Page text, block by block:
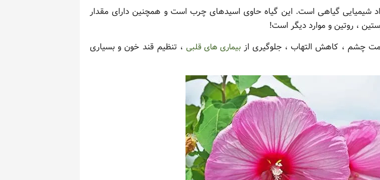
شیمیایی گیاهی است. این گیاه حاوی اسیدهای چرب است و همچنین دارای مقدار
، روتین و موارد دیگر است!
چشم ، کاهش التهاب ، جلوگیری از بیماری های قلبی، تنظیم قند خون و بسیاری